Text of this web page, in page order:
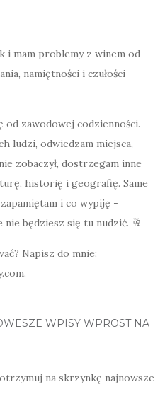
i mam problemy z winem od
namiętności i czułości
zawodowej codzienności.
ludzi, odwiedzam miejsca,
zobaczył, dostrzegam inne
historię i geografię. Same
i co wypiję -
będziesz się tu nudzić. 🥂
Napisz do mnie:
WPISY WPROST NA
na skrzynkę najnowsze